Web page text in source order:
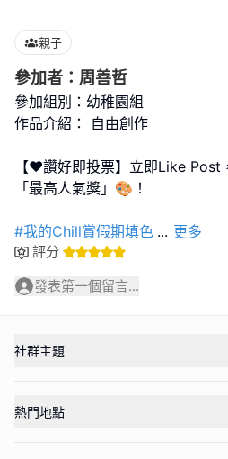
親子
參加者：周善哲
參加組別：幼稚園組
作品介紹： 自由創作
【❤️讚好即投票】立即Like Post
「最高人氣獎」🎨！
#我的Chill賞假期填色 ... 更多
評分
發表第一個留言...
社群主題
熱門地點